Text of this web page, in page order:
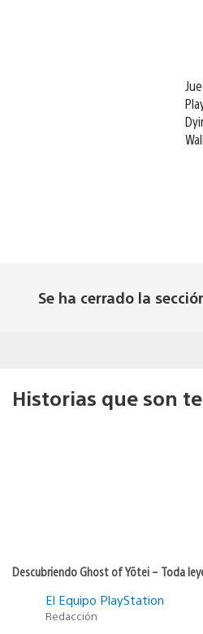
Se ha cerrado la
Historias que son
Descubriendo Ghost of Yōtei – Toda
El Equipo PlayStation
Redacción